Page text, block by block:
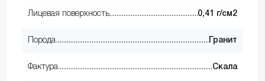
Лицевая поверхность 0,41 г/см2
Порода Гранит
Фактура Скала